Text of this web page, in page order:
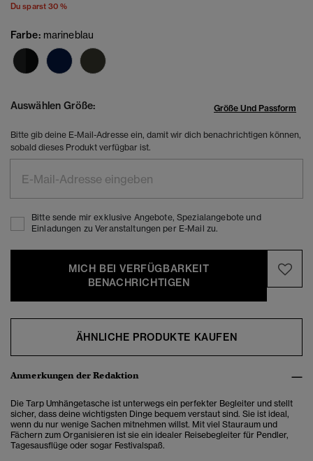
Du sparst 30 %
Farbe: marineblau
Auswählen Größe: Größe Und Passform
Bitte gib deine E-Mail-Adresse ein, damit wir dich benachrichtigen können,
sobald dieses Produkt verfügbar ist.
Bitte sende mir exklusive Angebote, Spezialangebote und
Einladungen zu Veranstaltungen per E-Mail zu.
MICH BEI VERFÜGBARKEIT
BENACHRICHTIGEN
ÄHNLICHE PRODUKTE KAUFEN
Anmerkungen der Redaktion
Die Tarp Umhängetasche ist unterwegs ein perfekter Begleiter und stellt
sicher, dass deine wichtigsten Dinge bequem verstaut sind. Sie ist ideal,
wenn du nur wenige Sachen mitnehmen willst. Mit viel Stauraum und
Fächern zum Organisieren ist sie ein idealer Reisebegleiter für Pendler,
Tagesausflüge oder sogar Festivalspaß.